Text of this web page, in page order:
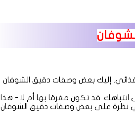
إليك بعض وصفات دقيق الشوفان
قد تكون مغرمًا بها أم لا - هذا
نظرة على بعض وصفات دقيق الشوفان